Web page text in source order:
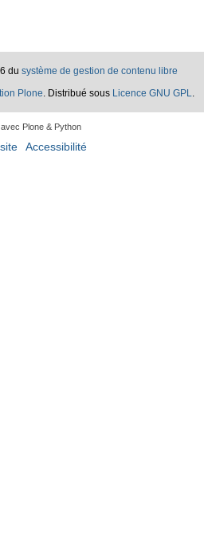
du système de gestion de contenu libre
Plone. Distribué sous Licence GNU GPL.
avec Plone & Python
Accessibilité